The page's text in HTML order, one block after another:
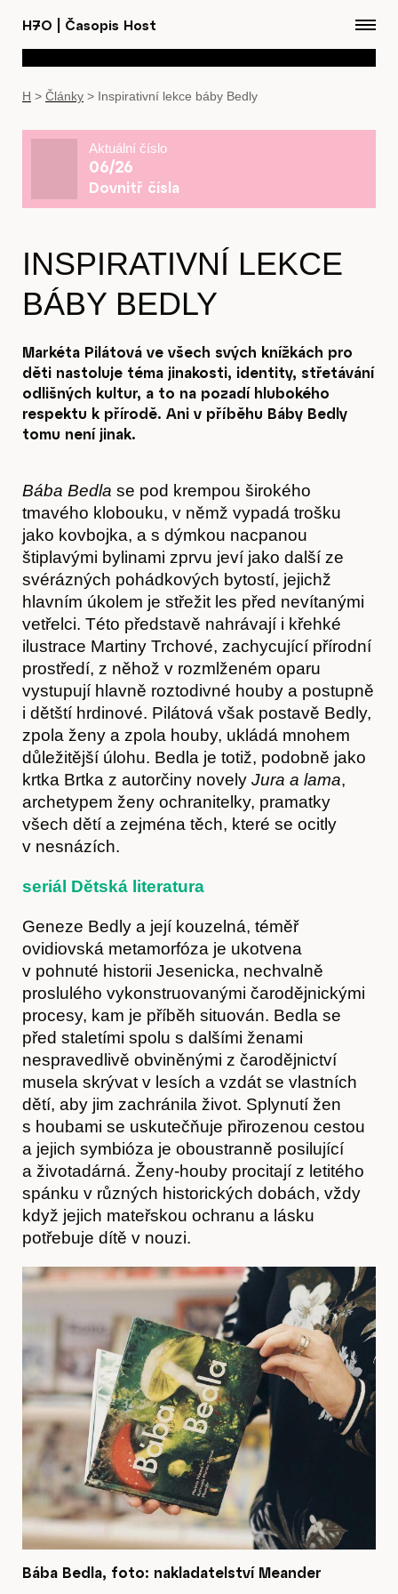
H7O Časopis Host
Články
Časopis
Hostcast
H > Články > Inspirativní lekce báby Bedly
Aktuální číslo
06/26
Dovnitř čísla
INSPIRATIVNÍ LEKCE
BÁBY BEDLY
Markéta Pilátová ve všech svých knížkách pro
děti nastoluje téma jinakosti, identity, střetávání
odlišných kultur, a to na pozadí hlubokého
respektu k přírodě. Ani v příběhu Báby Bedly
tomu není jinak.
Bába Bedla se pod krempou širokého
tmavého klobouku, v němž vypadá trošku
jako kovbojka, a s dýmkou nacpanou
štiplavými bylinami zprvu jeví jako další ze
svérázných pohádkových bytostí, jejichž
hlavním úkolem je střežit les před nevítanými
vetřelci. Této představě nahrávají i křehké
ilustrace Martiny Trchové, zachycující přírodní
prostředí, z něhož v rozmlženém oparu
vystupují hlavně roztodivné houby a postupně
i dětští hrdinové. Pilátová však postavě Bedly,
zpola ženy a zpola houby, ukládá mnohem
důležitější úlohu. Bedla je totiž, podobně jako
krtka Brtka z autorčiny novely Jura a lama,
archetypem ženy ochranitelky, pramatky
všech dětí a zejména těch, které se ocitly
v nesnázích.
seriál Dětská literatura
Geneze Bedly a její kouzelná, téměř
ovidiovská metamorfóza je ukotvena
v pohnuté historii Jesenicka, nechvalně
proslulého vykonstruovanými čarodějnickými
procesy, kam je příběh situován. Bedla se
před staletími spolu s dalšími ženami
nespravedlivě obviněnými z čarodějnictví
musela skrývat v lesích a vzdát se vlastních
dětí, aby jim zachránila život. Splynutí žen
s houbami se uskutečňuje přirozenou cestou
a jejich symbióza je oboustranně posilující
a životadárná. Ženy-houby procitají z letitého
spánku v různých historických dobách, vždy
když jejich mateřskou ochranu a lásku
potřebuje dítě v nouzi.
Bába Bedla, foto: nakladatelství Meander